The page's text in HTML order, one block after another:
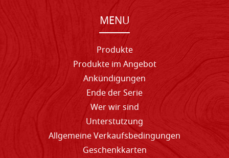
MENU
Produkte
Produkte im Angebot
Ankündigungen
Ende der Serie
Wer wir sind
Unterstutzung
Allgemeine Verkaufsbedingungen
Geschenkkarten